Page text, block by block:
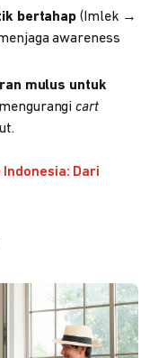
bertahap (Imlek →
awareness
mulus untuk
cart
Dari